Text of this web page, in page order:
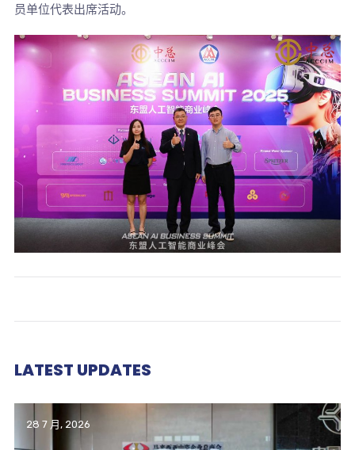
员单位代表出席活动。
LATEST UPDATES
28 7 月, 2026